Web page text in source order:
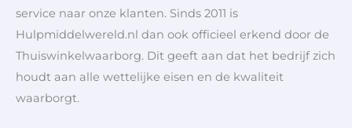
service naar onze klanten. Sinds 2011 is
Hulpmiddelwereld.nl dan ook officieel erkend door de
Thuiswinkelwaarborg. Dit geeft aan dat het bedrijf zich
houdt aan alle wettelijke eisen en de kwaliteit
waarborgt.